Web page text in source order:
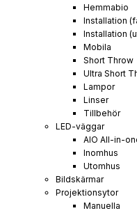
Hemmabio
Installation
Installation
Mobila
Short Throw
Ultra Short
Lampor
Linser
Tillbehör
LED-väggar
AIO All-in-
Inomhus
Utomhus
Bildskärmar
Projektionsytor
Manuella